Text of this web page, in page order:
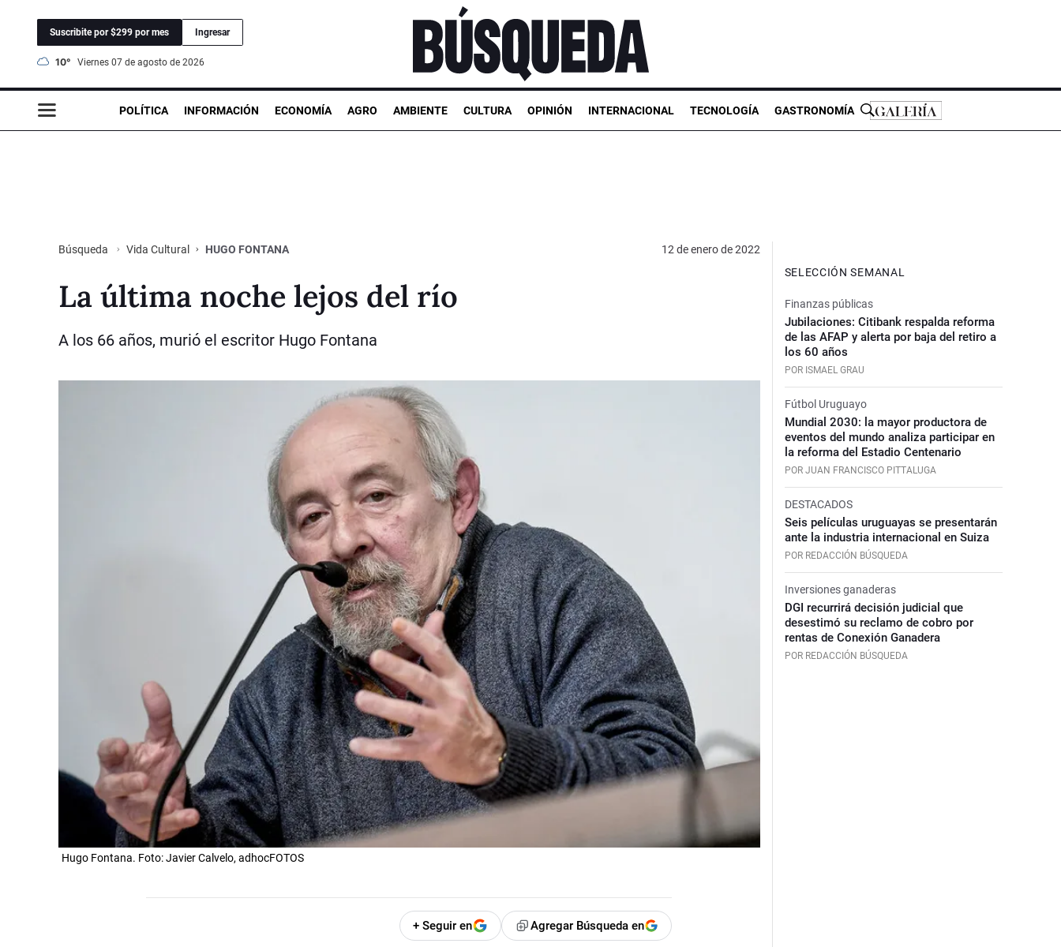
Suscribite por $299 por mes Ingresar
10° viernes 07 de agosto de 2026
POLÍTICA INFORMACIÓN ECONOMÍA AGRO AMBIENTE CULTURA OPINIÓN INTERNACIONAL TECNOLOGÍA GASTRONOMÍA
Búsqueda Vida Cultural HUGO FONTANA 12 de enero de 2022
La última noche lejos del río
A los 66 años, murió el escritor Hugo Fontana
Hugo Fontana. Foto: Javier Calvelo, adhocFOTOS
+ Seguir en Agregar Búsqueda en
SELECCIÓN SEMANAL
Finanzas públicas
Jubilaciones: Citibank respalda reforma
de las AFAP y alerta por baja del retiro a
los 60 años
POR ISMAEL GRAU
Fútbol Uruguayo
Mundial 2030: la mayor productora de
eventos del mundo analiza participar en
la reforma del Estadio Centenario
POR JUAN FRANCISCO PITTALUGA
DESTACADOS
Seis películas uruguayas se presentarán
ante la industria internacional en Suiza
POR REDACCIÓN BÚSQUEDA
Inversiones ganaderas
DGI recurrirá decisión judicial que
desestimó su reclamo de cobro por
rentas de Conexión Ganadera
POR REDACCIÓN BÚSQUEDA